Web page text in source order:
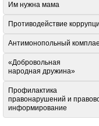
Им нужна мама
Противодействие
Антимонопольный
«Добровольная
народная дружина»
Профилактика
правонарушений и
информирование